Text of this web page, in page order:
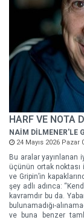
HARF VE NOTA
NAİM DİLMENER'LE
24 Mayıs 2026 Pazar
Bu aralar yayınlanan
üçünün ortak noktası
ve Gripin’in
şey adlı adınca:
kavramdır bu da.
bulunamadığı-
ve buna benzer